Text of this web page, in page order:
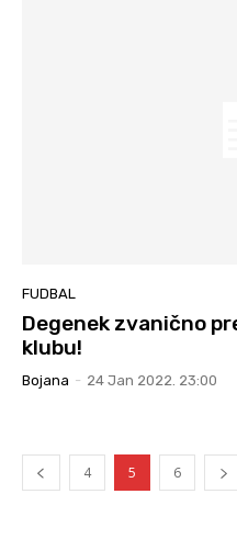
FUDBAL
Degenek zvanično
klubu!
Bojana - 24 Jan 2022. 23:00
4 5 6